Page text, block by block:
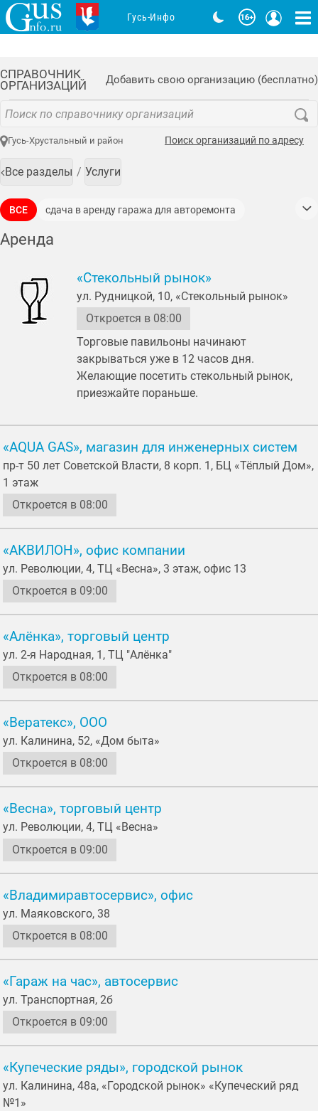
СПРАВОЧНИК
ОРГАНИЗАЦИЙ
Добавить свою организацию (бесплатно)
Гусь-Хрустальный и район Поиск организаций по адресу
Все разделы Услуги
ВСЕ
сдача в аренду гаража для авторемонта
сдача в аренду земельных участков
сдача в аренду инструментов
сдача в аренду климатического оборудования
сдача в аренду конференц-залов
сдача в аренду мебели
сдача в аренду музыкальных инструментов
сдача в аренду светотехники
сдача в аренду складских помещений
сдача в аренду спецтехники
сдача в аренду строительных инструментов
сдача в аренду театральных костюмов
сдача в аренду тентовых конструкций
сдача в аренду торговых площадей
Аренда
«Стекольный рынок»
ул. Рудницкой, 10, «Стекольный рынок»
Откроется в 08:00
Торговые павильоны начинают
закрываться уже в 12 часов дня.
Желающие посетить стекольный рынок,
приезжайте пораньше.
«AQUA GAS», магазин для инженерных систем
пр-т 50 лет Советской Власти, 8 корп. 1, БЦ «Тёплый Дом»,
1 этаж
Откроется в 08:00
«АКВИЛОН», офис компании
ул. Революции, 4, ТЦ «Весна», 3 этаж, офис 13
Откроется в 09:00
«Алёнка», торговый центр
ул. 2-я Народная, 1, ТЦ "Алёнка"
Откроется в 08:00
«Вератекс», ООО
ул. Калинина, 52, «Дом быта»
Откроется в 08:00
«Весна», торговый центр
ул. Революции, 4, ТЦ «Весна»
Откроется в 09:00
«Владимиравтосервис», офис
ул. Маяковского, 38
Откроется в 08:00
«Гараж на час», автосервис
ул. Транспортная, 2б
Откроется в 09:00
«Купеческие ряды», городской рынок
ул. Калинина, 48а, «Городской рынок» «Купеческий ряд
№1»
Гусь-Инфо